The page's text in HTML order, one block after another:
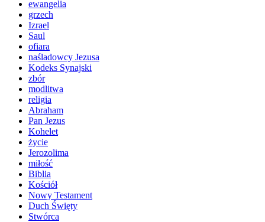
ewangelia
grzech
Izrael
Saul
ofiara
naśladowcy Jezusa
Kodeks Synajski
zbór
modlitwa
religia
Abraham
Pan Jezus
Kohelet
życie
Jerozolima
miłość
Biblia
Kościół
Nowy Testament
Duch Święty
Stwórca